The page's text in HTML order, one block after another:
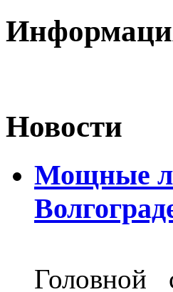
Новости
Мощные